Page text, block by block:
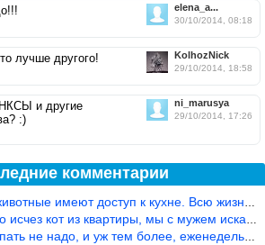
elena_a...
30/10/2014, 08:18
KolhozNick
29/10/2014, 18:58
лучше другого!
ni_marusya
29/10/2014, 17:26
и другие
:)
комментарии
имеют доступ к кухне. Всю жизнь живу с
кот из квартиры, мы с мужем искали повсюд
не надо, и уж тем более, еженедельно, как лю